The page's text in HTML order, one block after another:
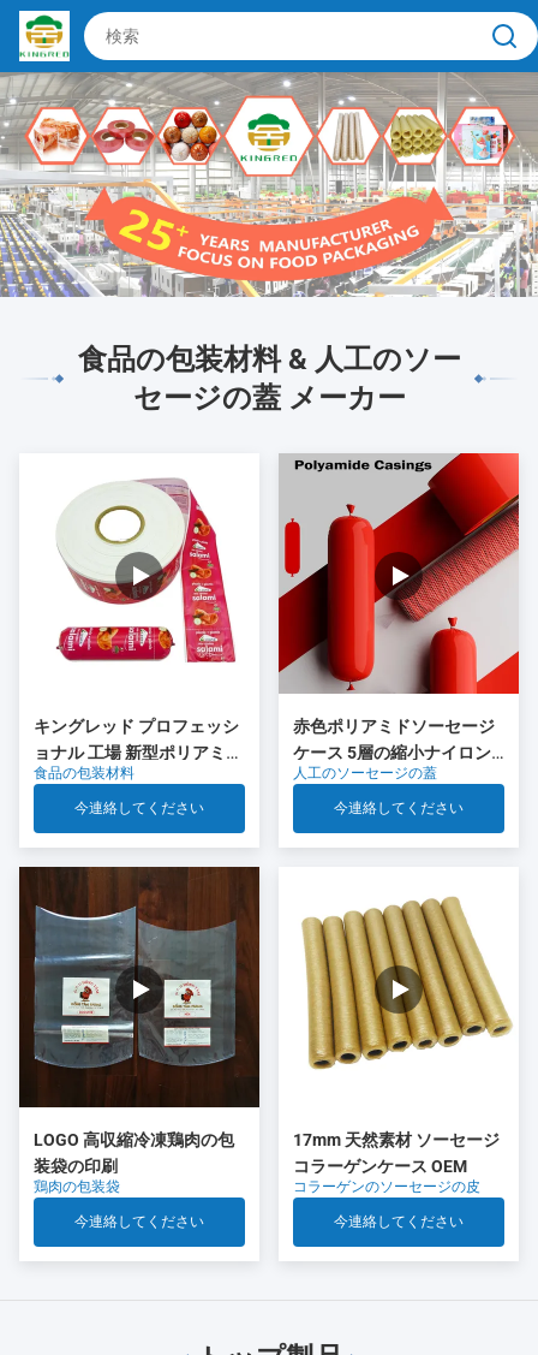
食品の包装材料 & 人工のソー
セージの蓋 メーカー
キングレッド プロフェッシ
ョナル 工場 新型ポリアミド
ソーセージ キャッシング 食
品グレードのプラスチック
OEM
食品の包装材料
今連絡してください
赤色ポリアミドソーセージ
ケース 5層の縮小ナイロン
ケース Co 排出 肉ソーセー
ジパッケージ
人工のソーセージの蓋
今連絡してください
LOGO 高収縮冷凍鶏肉の包
装袋の印刷
鶏肉の包装袋
今連絡してください
17mm 天然素材 ソーセージ
コラーゲンケース OEM
コラーゲンのソーセージの皮
今連絡してください